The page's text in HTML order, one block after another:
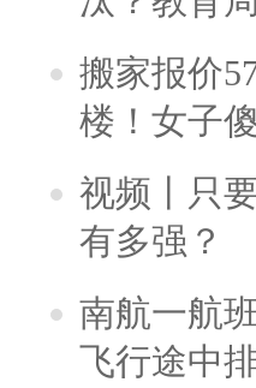
搬家报价
楼！女子
视频丨只
有多强？
南航一航
飞行途中